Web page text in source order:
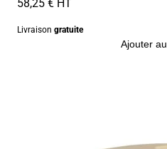
Livraison gratuite
Ajouter